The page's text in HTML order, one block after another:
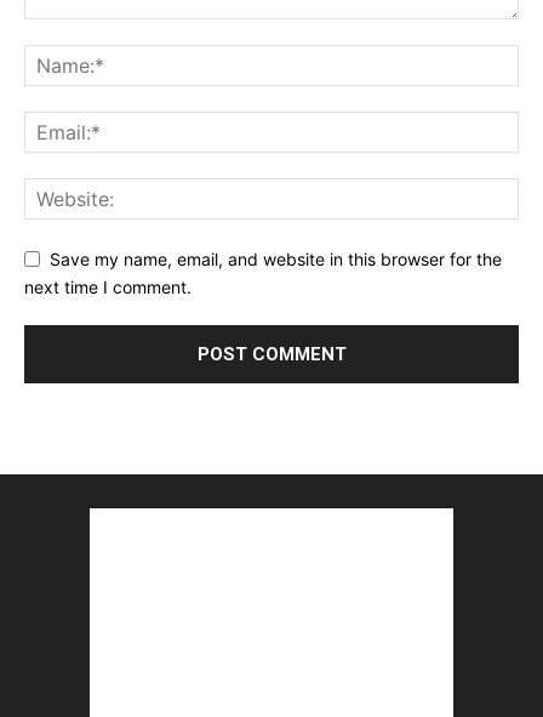
Save my name, email, and website in this browser for the
next time I comment.